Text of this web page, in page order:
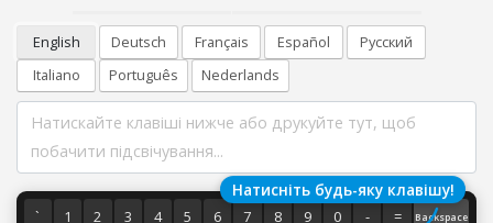
English Deutsch Français Español
Русский
Italiano
Português Nederlands
Натисніть будь-яку клавішу!
` 1 2 3 4 5 6 7 8 9 0 - = Backspace